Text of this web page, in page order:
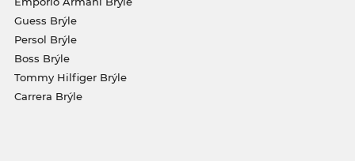
Guess Brýle
Persol Brýle
Boss Brýle
Tommy Hilfiger Brýle
Carrera Brýle